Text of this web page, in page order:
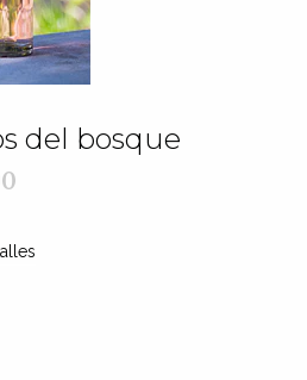
del bosque